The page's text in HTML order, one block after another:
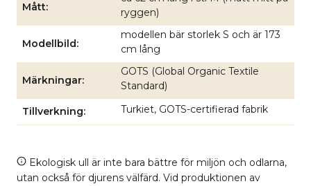
Mått
ryggen)
Modellbild
modellen bär storlek S och är 173
cm lång
Märkningar
GOTS (Global Organic Textile
Standard)
Tillverkning Turkiet, GOTS-certifierad fabrik
Ekologisk ull är inte bara bättre för miljön och odlarna,
utan också för djurens välfärd. Vid produktionen av